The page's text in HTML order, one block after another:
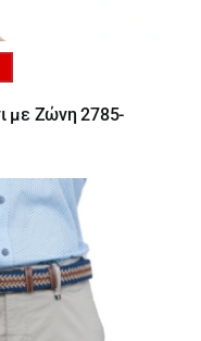
με Ζώνη 2785-